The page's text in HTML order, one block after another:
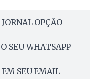
OPÇÃO
SEU WHATSAPP
EM SEU EMAIL